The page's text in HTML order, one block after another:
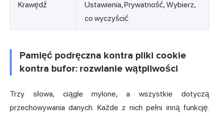
Krawędź
Ustawienia, Prywatność, Wybierz,
co wyczyścić
Pamięć podręczna kontra pliki cookie
kontra bufor: rozwianie wątpliwości
Trzy słowa, ciągle mylone, a wszystkie dotyczą
przechowywania danych. Każde z nich pełni inną funkcję.